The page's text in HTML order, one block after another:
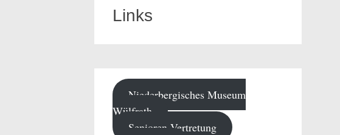
Links
Niederbergisches Museum
Wülfrath
Senioren-Vertretung